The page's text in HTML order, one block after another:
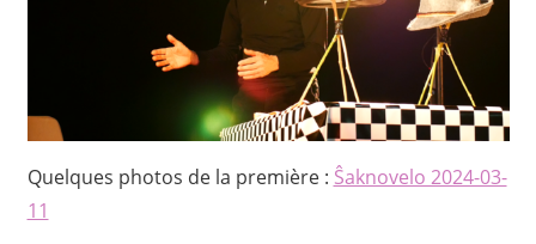
Quelques photos de la première : Ŝaknovelo 2024-03-
11